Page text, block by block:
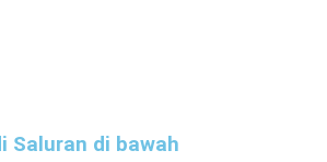
Saluran di bawah